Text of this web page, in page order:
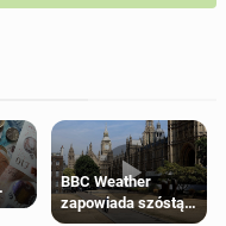
BBC Weather
zapowiada szóstą